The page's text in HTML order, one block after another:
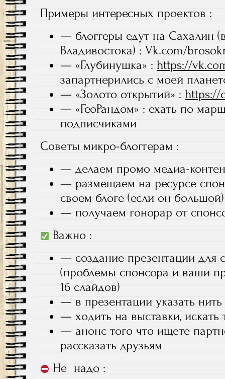
Примеры интересных проектов :
— блоггеры едут на Сахалин
Владивостока) : Vk.com/
— «Глубинушка» : https://
запартнерились с моей
— «Золото открытий» : https://
— «ГеоРандом» : ехать по
подписчиками
Советы микро-блоггерам :
— делаем промо медиа-
— размещаем на ресурсе
своем блоге (если он
— получаем гонорар от
Важно :
— создание презентации для
(проблемы спонсора и ваши
16 слайдов)
— в презентации указать
— ходить на выставки,
— анонс того что ищете
рассказать друзьям
Не надо :